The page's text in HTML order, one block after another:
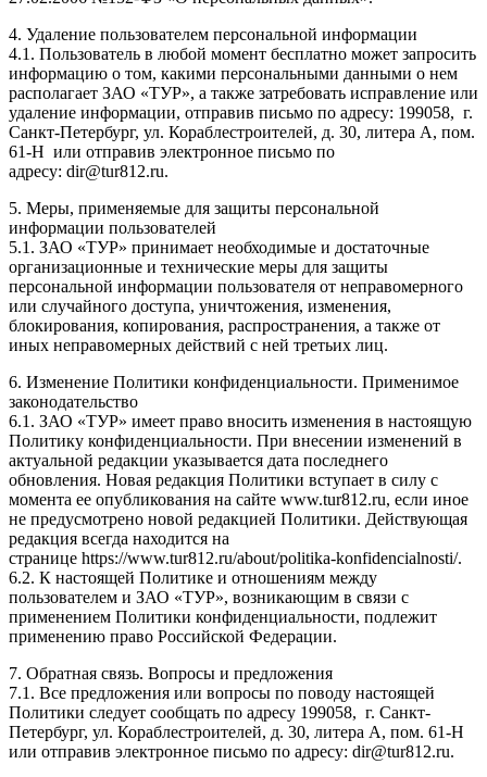
4. Удаление пользователем персональной информации
4.1. Пользователь в любой момент бесплатно может запросить
информацию о том, какими персональными данными о нем
располагает ЗАО «ТУР», а также затребовать исправление или
удаление информации, отправив письмо по адресу: 199058, г.
Санкт-Петербург, ул. Кораблестроителей, д. 30, литера А, пом.
61-Н или отправив электронное письмо по
адресу: dir@tur812.ru.
5. Меры, применяемые для защиты персональной
информации пользователей
5.1. ЗАО «ТУР» принимает необходимые и достаточные
организационные и технические меры для защиты
персональной информации пользователя от неправомерного
или случайного доступа, уничтожения, изменения,
блокирования, копирования, распространения, а также от
иных неправомерных действий с ней третьих лиц.
6. Изменение Политики конфиденциальности. Применимое
законодательство
6.1. ЗАО «ТУР» имеет право вносить изменения в настоящую
Политику конфиденциальности. При внесении изменений в
актуальной редакции указывается дата последнего
обновления. Новая редакция Политики вступает в силу с
момента ее опубликования на сайте www.tur812.ru, если иное
не предусмотрено новой редакцией Политики. Действующая
редакция всегда находится на
странице https://www.tur812.ru/about/politika-konfidencialnosti/.
6.2. К настоящей Политике и отношениям между
пользователем и ЗАО «ТУР», возникающим в связи с
применением Политики конфиденциальности, подлежит
применению право Российской Федерации.
7. Обратная связь. Вопросы и предложения
7.1. Все предложения или вопросы по поводу настоящей
Политики следует сообщать по адресу 199058, г. Санкт-
Петербург, ул. Кораблестроителей, д. 30, литера А, пом. 61-Н
или отправив электронное письмо по адресу: dir@tur812.ru.